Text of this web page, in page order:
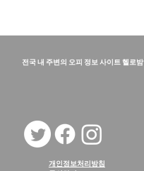
탑 라운지 & 나
전국 내 주변의 오피 정보 사이트 헬로
개인정보처리방침